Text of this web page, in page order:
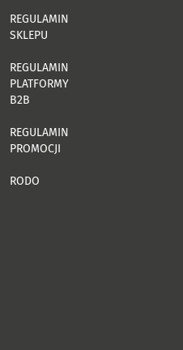
REGULAMIN
SKLEPU
REGULAMIN
PLATFORMY
B2B
REGULAMIN
PROMOCJI
RODO